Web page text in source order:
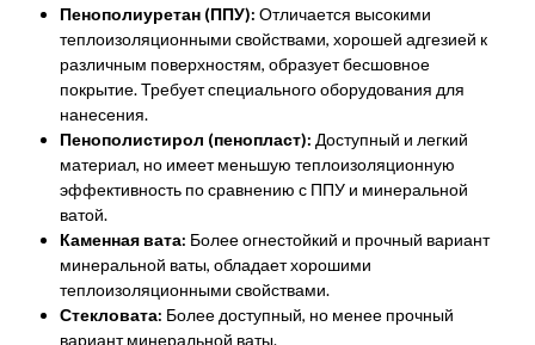
Пенополиуретан (ППУ): Отличается высокими
теплоизоляционными свойствами, хорошей адгезией к
различным поверхностям, образует бесшовное
покрытие. Требует специального оборудования для
нанесения.
Пенополистирол (пенопласт): Доступный и легкий
материал, но имеет меньшую теплоизоляционную
эффективность по сравнению с ППУ и минеральной
ватой.
Каменная вата: Более огнестойкий и прочный вариант
минеральной ваты, обладает хорошими
теплоизоляционными свойствами.
Стекловата: Более доступный, но менее прочный
вариант минеральной ваты.